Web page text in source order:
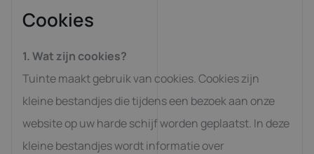
Cookies
1. Wat zijn cookies?
Tuinte maakt gebruik van cookies. Cookies zijn
kleine bestandjes die tijdens een bezoek aan onze
website op uw harde schijf worden geplaatst. In deze
kleine bestandjes wordt informatie over